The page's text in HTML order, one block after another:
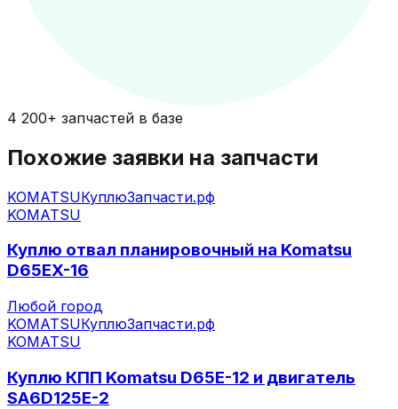
4 200+ запчастей в базе
Похожие заявки на запчасти
KOMATSUКуплюЗапчасти.рф
KOMATSU
Куплю отвал планировочный на Komatsu
D65EX-16
Любой город
KOMATSUКуплюЗапчасти.рф
KOMATSU
Куплю КПП Komatsu D65E-12 и двигатель
SA6D125E-2